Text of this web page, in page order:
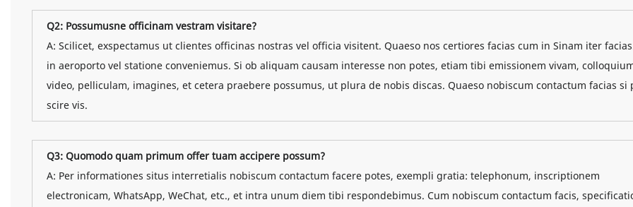
Q2: Possumusne officinam vestram visitare?
A: Scilicet, exspectamus ut clientes officinas nostras vel officia visitent. Quaeso nos certiores facias cum in Sinam iter
in aeroporto vel statione conveniemus. Si ob aliquam causam interesse non potes, etiam tibi emissionem vivam,
video, pelliculam, imagines, et cetera praebere possumus, ut plura de nobis discas. Quaeso nobiscum contactum facias si
scire vis.
Q3: Quomodo quam primum offer tuam accipere possum?
A: Per informationes situs interretialis nobiscum contactum facere potes, exempli gratia: telephonum, inscriptionem
electronicam, WhatsApp, WeChat, etc., et intra unum diem tibi respondebimus. Cum nobiscum contactum facis,